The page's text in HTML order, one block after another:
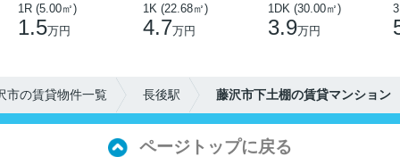
1R (5.00㎡)
1.5万円
1K (22.68㎡)
4.7万円
1DK (30.00㎡)
3.9万円
市の賃貸物件一覧 長後駅 藤沢市下土棚の賃貸マンション
ページトップに戻る